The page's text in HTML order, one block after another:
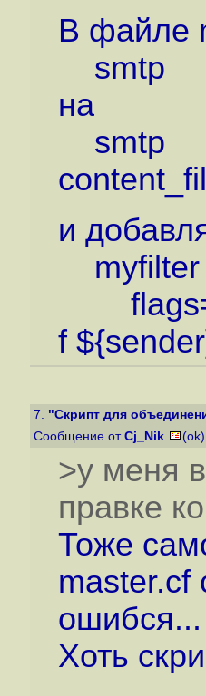
В файле
на
и
flags=R
f
7. "Скрипт для
Сообщение от Cj_Nik
>у меня
правке
Тоже
master.cf
ошибся...
Хоть